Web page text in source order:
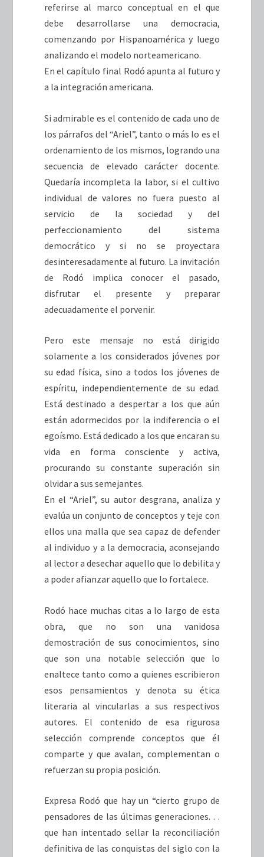
referirse al marco conceptual en el que
debe desarrollarse una democracia,
comenzando por Hispanoamérica y luego
analizando el modelo norteamericano.
En el capítulo final Rodó apunta al futuro y
a la integración americana.
Si admirable es el contenido de cada uno de
los párrafos del “Ariel”, tanto o más lo es el
ordenamiento de los mismos, logrando una
secuencia de elevado carácter docente.
Quedaría incompleta la labor, si el cultivo
individual de valores no fuera puesto al
servicio de la sociedad y del
perfeccionamiento del sistema
democrático y si no se proyectara
desinteresadamente al futuro. La invitación
de Rodó implica conocer el pasado,
disfrutar el presente y preparar
adecuadamente el porvenir.
Pero este mensaje no está dirigido
solamente a los considerados jóvenes por
su edad física, sino a todos los jóvenes de
espíritu, independientemente de su edad.
Está destinado a despertar a los que aún
están adormecidos por la indiferencia o el
egoísmo. Está dedicado a los que encaran su
vida en forma consciente y activa,
procurando su constante superación sin
olvidar a sus semejantes.
En el “Ariel”, su autor desgrana, analiza y
evalúa un conjunto de conceptos y teje con
ellos una malla que sea capaz de defender
al individuo y a la democracia, aconsejando
al lector a desechar aquello que lo debilita y
a poder afianzar aquello que lo fortalece.
Rodó hace muchas citas a lo largo de esta
obra, que no son una vanidosa
demostración de sus conocimientos, sino
que son una notable selección que lo
enaltece tanto como a quienes escribieron
esos pensamientos y denota su ética
literaria al vincularlas a sus respectivos
autores. El contenido de esa rigurosa
selección comprende conceptos que él
comparte y que avalan, complementan o
refuerzan su propia posición.
Expresa Rodó que hay un “cierto grupo de
pensadores de las últimas generaciones. . .
que han intentado sellar la reconciliación
definitiva de las conquistas del siglo con la